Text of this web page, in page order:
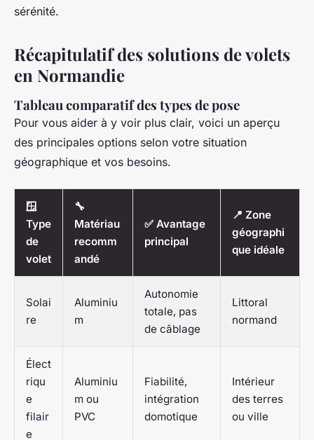
sérénité.
Récapitulatif des solutions de volets
en Normandie
Tableau comparatif des types de pose
Pour vous aider à y voir plus clair, voici un aperçu
des principales options selon votre situation
géographique et vos besoins.
🪟
Type
de
volet
🔧
Matériau
recomm
andé
✅ Avantage
principal
📍 Zone
géographi
que idéale
Solai
re
Aluminiu
m
Autonomie
totale, pas
de câblage
Littoral
normand
Élect
riqu
e
filair
e
Aluminiu
m ou
PVC
Fiabilité,
intégration
domotique
Intérieur
des terres
ou ville